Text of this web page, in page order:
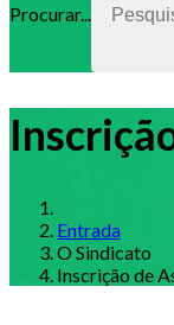
Procurar...
Entrada
O Sindicato
Inscrição de